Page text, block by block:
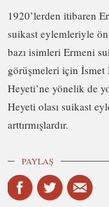
1920’lerden itibaren
suikast eylemleriyle
bazı isimleri Ermeni
görüşmeleri için
Heyeti’ne yönelik de
Heyeti olası suikast
arttırmışlardır.
PAYLAŞ